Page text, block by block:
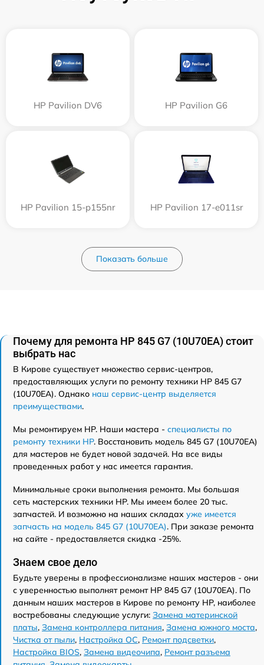
HP Pavilion DV6 HP Pavilion G6
HP Pavilion 15-p155nr HP Pavilion 17-e011sr
Показать больше
Почему для ремонта HP 845 G7 (10U70EA) стоит
выбрать нас
В Кирове существует множество сервис-центров,
предоставляющих услуги по ремонту техники HP 845 G7
(10U70EA). Однако наш сервис-центр выделяется
преимуществами.
Мы ремонтируем HP. Наши мастера - специалисты по
ремонту техники HP. Восстановить модель 845 G7 (10U70EA)
для мастеров не будет новой задачей. На все виды
проведенных работ у нас имеется гарантия.
Минимальные сроки выполнения ремонта. Мы большая
сеть мастерских техники HP. Мы имеем более 20 тыс.
запчастей. И возможно на наших складах уже имеется
запчасть на модель 845 G7 (10U70EA). При заказе ремонта
на сайте - предоставляется скидка -25%.
Знаем свое дело
Будьте уверены в профессионализме наших мастеров - они
с уверенностью выполнят ремонт HP 845 G7 (10U70EA). По
данным наших мастеров в Кирове по ремонту HP, наиболее
востребованы следующие услуги: Замена материнской
платы, Замена контроллера питания, Замена южного моста,
Чистка от пыли, Настройка ОС, Ремонт подсветки,
Настройка BIOS, Замена видеочипа, Ремонт разъема